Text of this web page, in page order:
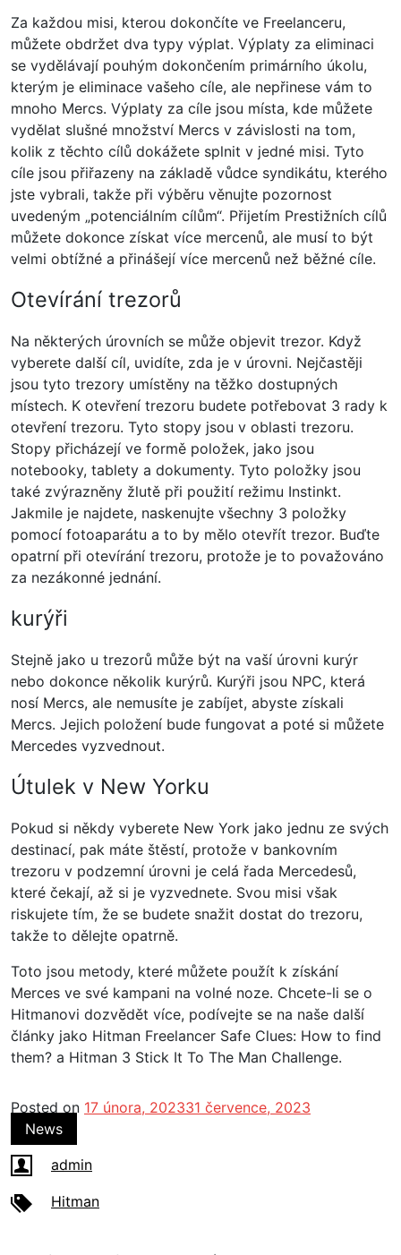
Za každou misi, kterou dokončíte ve Freelanceru,
můžete obdržet dva typy výplat. Výplaty za eliminaci
se vydělávají pouhým dokončením primárního úkolu,
kterým je eliminace vašeho cíle, ale nepřinese vám to
mnoho Mercs. Výplaty za cíle jsou místa, kde můžete
vydělat slušné množství Mercs v závislosti na tom,
kolik z těchto cílů dokážete splnit v jedné misi. Tyto
cíle jsou přiřazeny na základě vůdce syndikátu, kterého
jste vybrali, takže při výběru věnujte pozornost
uvedeným „potenciálním cílům“. Přijetím Prestižních cílů
můžete dokonce získat více mercenů, ale musí to být
velmi obtížné a přinášejí více mercenů než běžné cíle.
Otevírání trezorů
Na některých úrovních se může objevit trezor. Když
vyberete další cíl, uvidíte, zda je v úrovni. Nejčastěji
jsou tyto trezory umístěny na těžko dostupných
místech. K otevření trezoru budete potřebovat 3 rady k
otevření trezoru. Tyto stopy jsou v oblasti trezoru.
Stopy přicházejí ve formě položek, jako jsou
notebooky, tablety a dokumenty. Tyto položky jsou
také zvýrazněny žlutě při použití režimu Instinkt.
Jakmile je najdete, naskenujte všechny 3 položky
pomocí fotoaparátu a to by mělo otevřít trezor. Buďte
opatrní při otevírání trezoru, protože je to považováno
za nezákonné jednání.
kurýři
Stejně jako u trezorů může být na vaší úrovni kurýr
nebo dokonce několik kurýrů. Kurýři jsou NPC, která
nosí Mercs, ale nemusíte je zabíjet, abyste získali
Mercs. Jejich položení bude fungovat a poté si můžete
Mercedes vyzvednout.
Útulek v New Yorku
Pokud si někdy vyberete New York jako jednu ze svých
destinací, pak máte štěstí, protože v bankovním
trezoru v podzemní úrovni je celá řada Mercedesů,
které čekají, až si je vyzvednete. Svou misi však
riskujete tím, že se budete snažit dostat do trezoru,
takže to dělejte opatrně.
Toto jsou metody, které můžete použít k získání
Merces ve své kampani na volné noze. Chcete-li se o
Hitmanovi dozvědět více, podívejte se na naše další
články jako Hitman Freelancer Safe Clues: How to find
them? a Hitman 3 Stick It To The Man Challenge.
Posted on 17 února, 202331 července, 2023
News
admin
Hitman